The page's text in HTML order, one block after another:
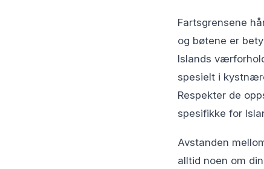
Fartsgrensene
og bøtene er
Islands
spesielt i
Respekter de
spesifikke for
Avstanden
alltid noen om